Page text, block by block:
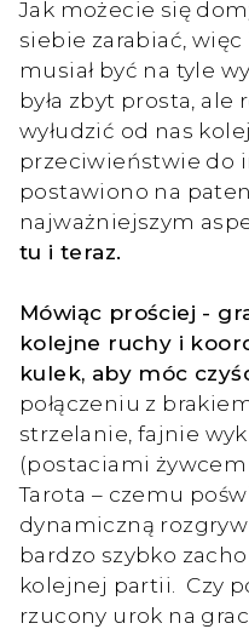
Jak możecie się
siebie zarabiać,
musiał być na tyle
była zbyt prosta,
wyłudzić od nas
przeciwieństwie do
postawiono na
najważniejszym
tu i teraz.
Mówiąc prościej -
kolejne ruchy i
kulek, aby móc
połączeniu z
strzelanie, fajnie
(postaciami
Tarota – czemu
dynamiczną
bardzo szybko
kolejnej partii. Czy
rzucony urok na